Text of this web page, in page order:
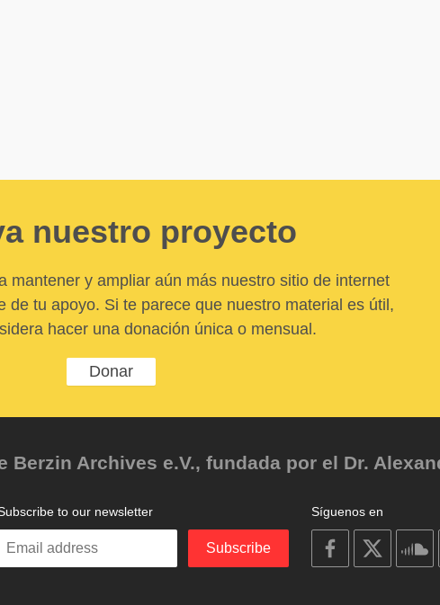
nuestro proyecto
mantener y ampliar aún más nuestro sitio de internet
de tu apoyo. Si te parece que nuestro material es útil,
hacer una donación única o mensual.
Donar
Archives e.V., fundada por el Dr.
Síguenos en
on
facebook
on
on
to our newsletter
Enter
Subscribe